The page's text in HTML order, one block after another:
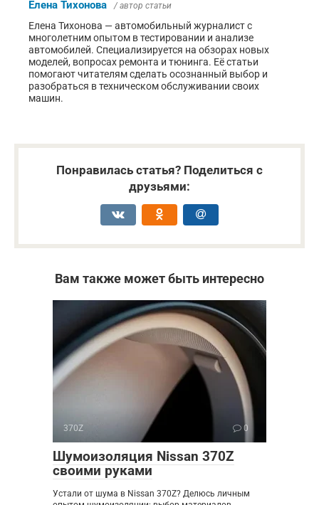
Елена Тихонова / автор статьи
Елена Тихонова — автомобильный журналист с
многолетним опытом в тестировании и анализе
автомобилей. Специализируется на обзорах новых
моделей, вопросах ремонта и тюнинга. Её статьи
помогают читателям сделать осознанный выбор и
разобраться в техническом обслуживании своих
машин.
Понравилась статья? Поделиться с
друзьями:
Вам также может быть интересно
370Z 0
Шумоизоляция Nissan 370Z
своими руками
Устали от шума в Nissan 370Z? Делюсь личным